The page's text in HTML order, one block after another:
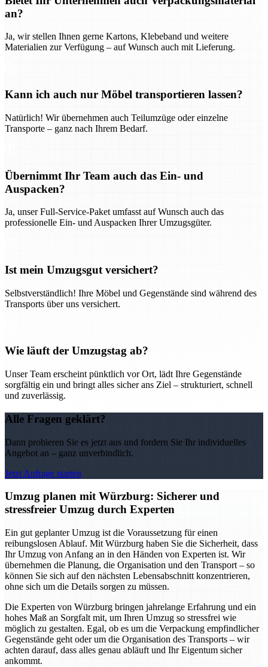
an?
Ja, wir stellen Ihnen gerne Kartons, Klebeband und weitere
Materialien zur Verfügung – auf Wunsch auch mit Lieferung.
Kann ich auch nur Möbel transportieren lassen?
Natürlich! Wir übernehmen auch Teilumzüge oder einzelne
Transporte – ganz nach Ihrem Bedarf.
Übernimmt Ihr Team auch das Ein- und
Auspacken?
Ja, unser Full-Service-Paket umfasst auf Wunsch auch das
professionelle Ein- und Auspacken Ihrer Umzugsgüter.
Ist mein Umzugsgut versichert?
Selbstverständlich! Ihre Möbel und Gegenstände sind während des
Transports über uns versichert.
Wie läuft der Umzugstag ab?
Unser Team erscheint pünktlich vor Ort, lädt Ihre Gegenstände
sorgfältig ein und bringt alles sicher ans Ziel – strukturiert, schnell
und zuverlässig.
Alle Fragen geklärt?
Dann probieren Sie es jetzt aus und fordern Sie Ihr individuelles
Angebot an – ganz unverbindlich.
Jetzt Anfrage starten
Umzug planen mit Würzburg: Sicherer und
stressfreier Umzug durch Experten
Ein gut geplanter Umzug ist die Voraussetzung für einen
reibungslosen Ablauf. Mit Würzburg haben Sie die Sicherheit, dass
Ihr Umzug von Anfang an in den Händen von Experten ist. Wir
übernehmen die Planung, die Organisation und den Transport – so
können Sie sich auf den nächsten Lebensabschnitt konzentrieren,
ohne sich um die Details sorgen zu müssen.
Die Experten von Würzburg bringen jahrelange Erfahrung und ein
hohes Maß an Sorgfalt mit, um Ihren Umzug so stressfrei wie
möglich zu gestalten. Egal, ob es um die Verpackung empfindlicher
Gegenstände geht oder um die Organisation des Transports – wir
achten darauf, dass alles genau abläuft und Ihr Eigentum sicher
ankommt.